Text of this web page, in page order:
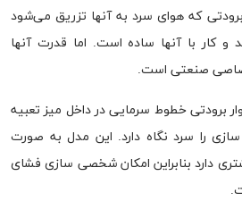
که هوای سرد به آنها تزریق می‌شود
و کار با آنها ساده است. اما قدرت آنها
صنعتی است.
برودتی خطوط سرمایی در داخل میز تعبیه
را سرد نگاه دارد. این مدل به صورت
دارد بنابراین امکان شخصی سازی فشای